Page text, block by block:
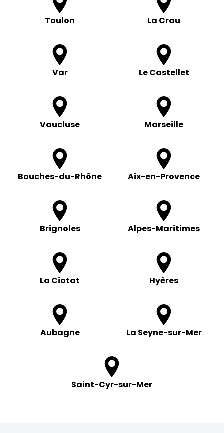
Toulon La Crau
Var Le Castellet
Vaucluse Marseille
Bouches-du-Rhône Aix-en-Provence
Brignoles Alpes-Maritimes
La Ciotat Hyères
Aubagne La Seyne-sur-Mer
Saint-Cyr-sur-Mer